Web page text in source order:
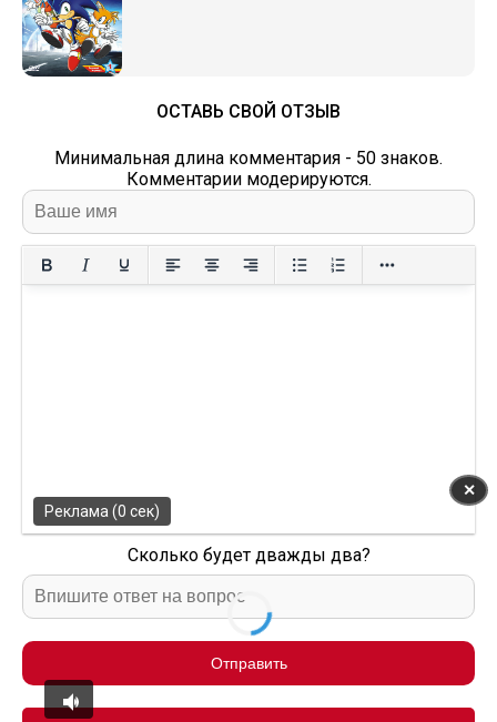
ОСТАВЬ СВОЙ ОТЗЫВ
Минимальная длина комментария - 50 знаков.
Комментарии модерируются.
Сколько будет дважды два?
Отправить
✕
Реклама (0 сек)